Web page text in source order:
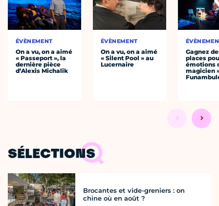
ÉVÈNEMENT
On a vu, on a aimé
« Passeport », la
dernière pièce
d’Alexis Michalik
ÉVÈNEMENT
On a vu, on a aimé
« Silent Pool » au
Lucernaire
Gagnez
places
émotions
magicien
SÉLECTIONS
Brocantes et vide-greniers : on
chine où en août ?